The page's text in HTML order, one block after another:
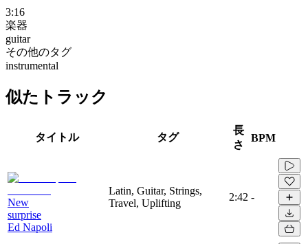
3:16
楽器
guitar
その他のタグ
instrumental
似たトラック
タイトル タグ
長
さ
BPM
New
surprise
Ed Napoli
Latin, Guitar, Strings,
Travel, Uplifting
2:42 -